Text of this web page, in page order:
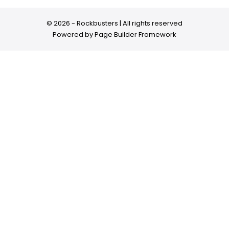
© 2026 - Rockbusters | All rights reserved
Powered byPage Builder Framework